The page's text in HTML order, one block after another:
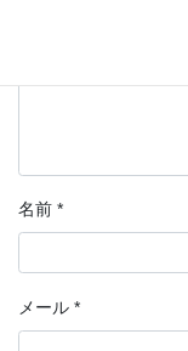
名前 *
メール *